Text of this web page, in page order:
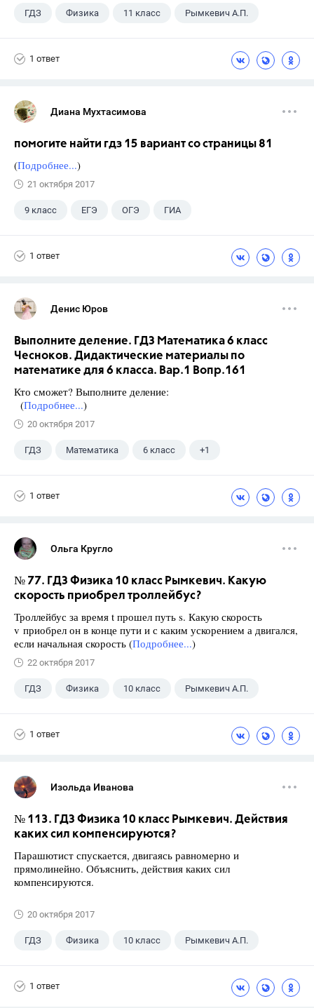
ГДЗ Физика 11 класс Рымкевич А.П.
1 ответ
Диана Мухтасимова
помогите найти гдз 15 вариант со страницы 81
(Подробнее...)
21 октября 2017
9 класс ЕГЭ ОГЭ ГИА
1 ответ
Денис Юров
Выполните деление. ГДЗ Математика 6 класс
Чесноков. Дидактические материалы по
математике для 6 класса. Вар.1 Вопр.161
Кто сможет? Выполните деление:
(Подробнее...)
20 октября 2017
ГДЗ Математика 6 класс +1
1 ответ
Ольга Кругло
№ 77. ГДЗ Физика 10 класс Рымкевич. Какую
скорость приобрел троллейбус?
Троллейбус за время t прошел путь s. Какую скорость
v приобрел он в конце пути и с каким ускорением а двигался,
если начальная скорость (Подробнее...)
22 октября 2017
ГДЗ Физика 10 класс Рымкевич А.П.
1 ответ
Изольда Иванова
№ 113. ГДЗ Физика 10 класс Рымкевич. Действия
каких сил компенсируются?
Парашютист спускается, двигаясь равномерно и
прямолинейно. Объяснить, действия каких сил
компенсируются.
20 октября 2017
ГДЗ Физика 10 класс Рымкевич А.П.
1 ответ